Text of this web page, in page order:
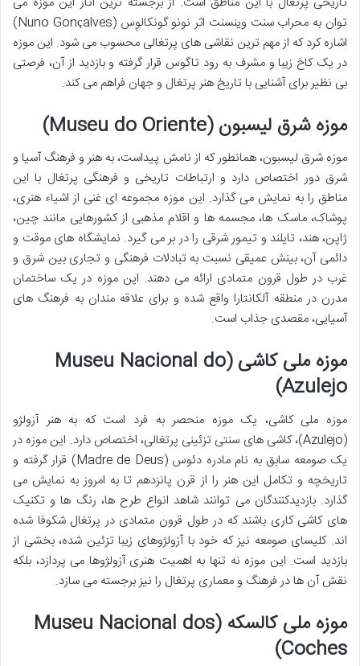
توان به محراب سنت وینسنت اثر نونو گونکالوِس (Nuno Gonçalves)
اشاره کرد که از مهم ترین نقاشی های پرتغالی محسوب می شود. این موزه
در یک کاخ زیبا و مشرف به رود تاگوس قرار گرفته و بازدید از آن، فرصتی
بی نظیر برای آشنایی با تاریخ هنر پرتغال و جهان فراهم می کند.
موزه شرق لیسبون (Museu do Oriente)
موزه شرق لیسبون، همانطور که از نامش پیداست، به هنر و فرهنگ آسیا و
شرق دور اختصاص دارد و ارتباطات تاریخی و فرهنگی پرتغال با این
مناطق را به نمایش می گذارد. این موزه مجموعه ای غنی از اشیاء هنری،
پوشاک، ماسک ها، مجسمه ها و اقلام مذهبی از کشورهایی مانند چین،
ژاپن، هند، تایلند و تیمور شرقی را در بر می گیرد. نمایشگاه های موقت و
دائمی آن، بینش عمیقی نسبت به تبادلات فرهنگی و تجاری بین شرق و
غرب در طول قرون متمادی ارائه می دهند. این موزه در یک ساختمان
مدرن در منطقه آلکانتارا واقع شده و برای علاقه مندان به فرهنگ های
آسیایی، مقصدی جذاب است.
موزه ملی کاشی (Museu Nacional do
Azulejo)
موزه ملی کاشی، یک موزه منحصر به فرد است که به هنر آزولژو
(Azulejo)، کاشی های سنتی تزئینی پرتغالی، اختصاص دارد. این موزه در
یک صومعه سابق به نام مادره دئوس (Madre de Deus) قرار گرفته و
تاریخچه و تکامل این هنر را از قرن پانزدهم تا به امروز به نمایش می
گذارد. بازدیدکنندگان می توانند شاهد انواع طرح ها، رنگ ها و تکنیک
های کاشی کاری باشند که در طول قرون متمادی در پرتغال شکوفا شده
اند. کلیسای صومعه نیز که خود با آزولژوهای زیبا تزئین شده، بخشی از
بازدید است. این موزه نه تنها به اهمیت هنری آزولژوها می پردازد، بلکه
نقش آن ها در فرهنگ و معماری پرتغال را نیز برجسته می سازد.
موزه ملی کالسکه (Museu Nacional dos
Coches)